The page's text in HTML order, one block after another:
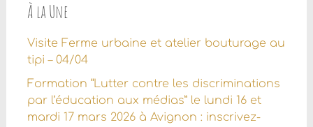
À la Une
Visite Ferme urbaine et atelier bouturage au
tipi – 04/04
Formation “Lutter contre les discriminations
par l’éducation aux médias” le lundi 16 et
mardi 17 mars 2026 à Avignon : inscrivez-